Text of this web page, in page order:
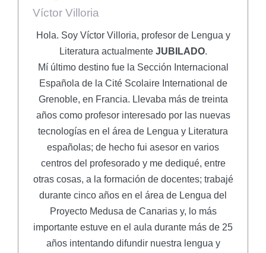
Víctor Villoria
Hola. Soy Víctor Villoria, profesor de Lengua y
Literatura actualmente JUBILADO.
Mí último destino fue la Sección Internacional
Española de la Cité Scolaire International de
Grenoble, en Francia. Llevaba más de treinta
años como profesor interesado por las nuevas
tecnologías en el área de Lengua y Literatura
españolas; de hecho fui asesor en varios
centros del profesorado y me dediqué, entre
otras cosas, a la formación de docentes; trabajé
durante cinco años en el área de Lengua del
Proyecto Medusa de Canarias y, lo más
importante estuve en el aula durante más de 25
años intentando difundir nuestra lengua y